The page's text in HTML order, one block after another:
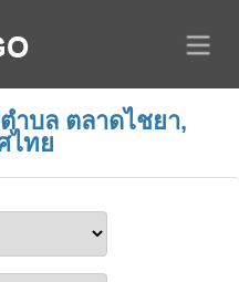
ำบล ตลาดไชยา,
ไทย